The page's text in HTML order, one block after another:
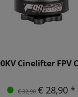
Cinelifter FPV
€ 32,90 € 28,90 *